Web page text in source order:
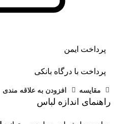
پرداخت ایمن
پرداخت با درگاه بانکی
مقايسه افزودن به علاقه مندی
راهنمای اندازه لباس